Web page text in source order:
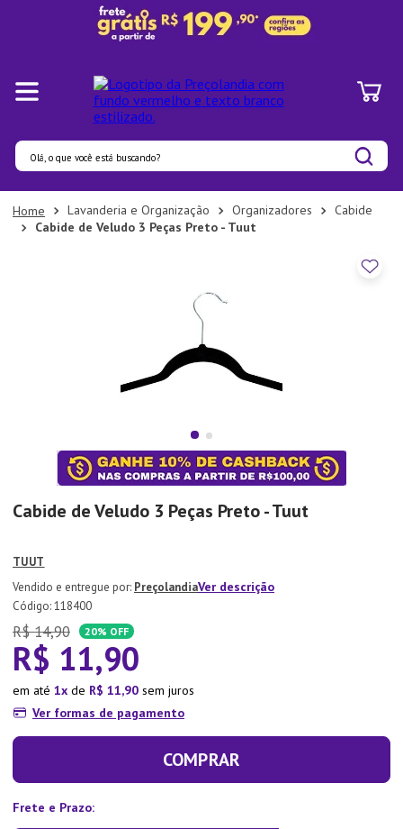
Olá, o que você está buscando?
Lavanderia e Organização Organizadores
Cabide
Cabide de Veludo 3 Peças Preto - Tuut
Cabide de Veludo 3 Peças Preto - Tuut
TUUT
PreçolandiaVer descrição
:118400
R$ 14,90 20% OFF
R$ 11,90
em até 1 de R$ 11,90 sem juros
Ver formas de pagamento
COMPRAR
Termos mais buscados
1º
Pratos
Tapete
Aparelho Jantar
10º Lixeira